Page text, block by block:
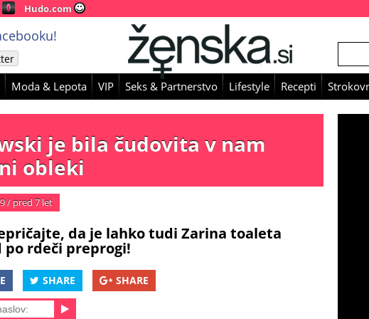
Hudo.com
Moda & Lepota VIP Seks & Partnerstvo Lifestyle Recepti
je bila čudovita v nam
obleki
/ pred 7 let
da je lahko tudi Zarina toaleta
rdeči preprogi!
SHARE SHARE